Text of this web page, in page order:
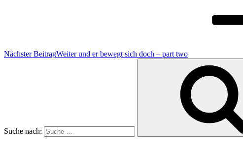
Nächster BeitragWeiter und er bewegt sich doch – part two
Suche nach: